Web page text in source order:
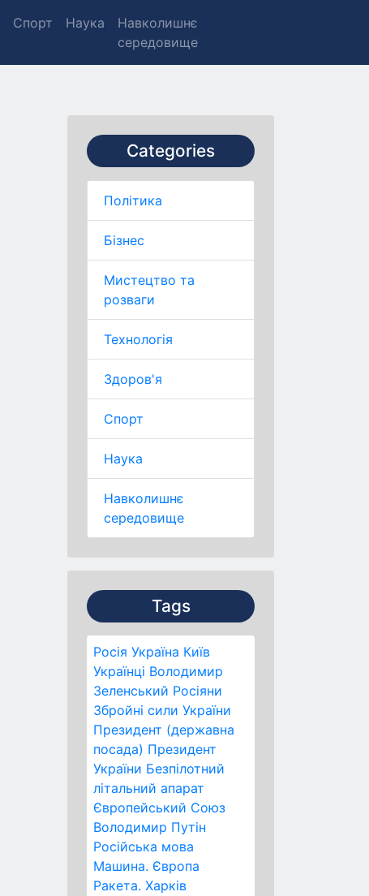
Спорт Наука
Навколишнє
середовище
Categories
Політика
Бізнес
Мистецтво та
розваги
Технологія
Здоров'я
Спорт
Наука
Навколишнє
середовище
Tags
Росія Україна Київ
Українці Володимир
Зеленський Росіяни
Збройні сили України
Президент (державна
посада) Президент
України Безпілотний
літальний апарат
Європейський Союз
Володимир Путін
Російська мова
Машина. Європа
Ракета. Харків